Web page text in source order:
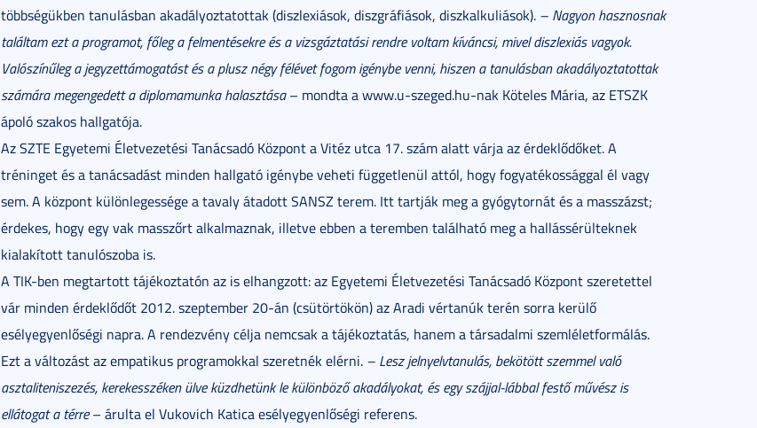
többségükben tanulásban akadályoztatottak (diszlexiások, diszgráfiások, diszkalkuliások). – Nagyon hasznosnak
találtam ezt a programot, főleg a felmentésekre és a vizsgáztatási rendre voltam kíváncsi, mivel diszlexiás vagyok.
Valószínűleg a jegyzettámogatást és a plusz négy félévet fogom igénybe venni, hiszen a tanulásban akadályoztatottak
számára megengedett a diplomamunka halasztása– mondta a www.u-szeged.hu-nak Köteles Mária, az ETSZK
ápoló szakos hallgatója.
Az SZTE Egyetemi Életvezetési Tanácsadó Központ a Vitéz utca 17. szám alatt várja az érdeklődőket. A
tréninget és a tanácsadást minden hallgató igénybe veheti függetlenül attól, hogy fogyatékossággal él vagy
sem. A központ különlegessége a tavaly átadott SANSZ terem. Itt tartják meg a gyógytornát és a masszázst;
érdekes, hogy egy vak masszőrt alkalmaznak, illetve ebben a teremben található meg a hallássérülteknek
kialakított tanulószoba is.
A TIK-ben megtartott tájékoztatón az is elhangzott: az Egyetemi Életvezetési Tanácsadó Központ szeretettel
vár minden érdeklődőt 2012. szeptember 20-án (csütörtökön) az Aradi vértanúk terén sorra kerülő
esélyegyenlőségi napra. A rendezvény célja nemcsak a tájékoztatás, hanem a társadalmi szemléletformálás.
Ezt a változást az empatikus programokkal szeretnék elérni. – Lesz jelnyelvtanulás, bekötött szemmel való
asztaliteniszezés, kerekesszéken ülve küzdhetünk le különböző akadályokat, és egy szájjal-lábbal festő művész is
ellátogat a térre– árulta el Vukovich Katica esélyegyenlőségi referens.